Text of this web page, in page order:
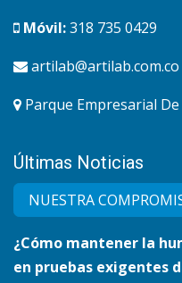
Móvil:318 735 0429
artilab@artilab.com.co
Parque Empresarial
Últimas Noticias
NUESTRA
¿Cómo mantener la
en pruebas exigentes